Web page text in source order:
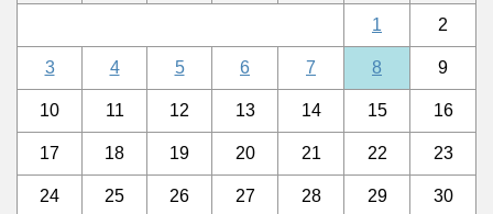
1 2
3 4 5 6 7 8 9
10 11 12 13 14 15 16
17 18 19 20 21 22 23
24 25 26 27 28 29 30